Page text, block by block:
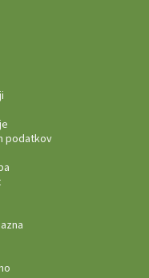
podatkov